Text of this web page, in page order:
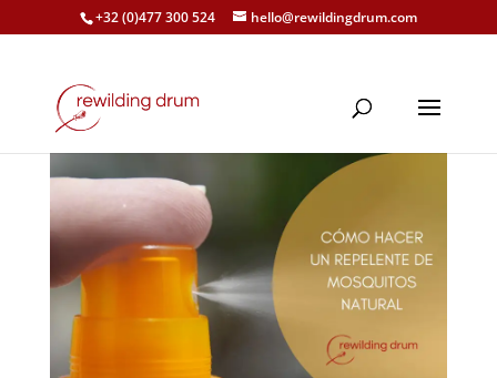
+32 (0)477 300 524 hello@rewildingdrum.com